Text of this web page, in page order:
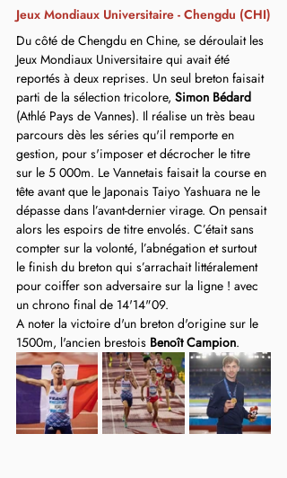
Jeux Mondiaux Universitaire - Chengdu (CHI)
Du côté de Chengdu en Chine, se déroulait les
Jeux Mondiaux Universitaire qui avait été
reportés à deux reprises. Un seul breton faisait
parti de la sélection tricolore, Simon Bédard
(Athlé Pays de Vannes). Il réalise un très beau
parcours dès les séries qu'il remporte en
gestion, pour s'imposer et décrocher le titre
sur le 5 000m. Le Vannetais faisait la course en
tête avant que le Japonais Taiyo Yashuara ne le
dépasse dans l’avant-dernier virage. On pensait
alors les espoirs de titre envolés. C’était sans
compter sur la volonté, l’abnégation et surtout
le finish du breton qui s’arrachait littéralement
pour coiffer son adversaire sur la ligne ! avec
un chrono final de 14'14"09.
A noter la victoire d'un breton d'origine sur le
1500m, l'ancien brestois Benoît Campion.